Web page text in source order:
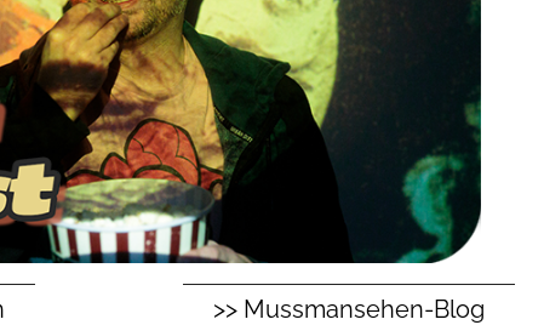
>> Mussmansehen-Blog